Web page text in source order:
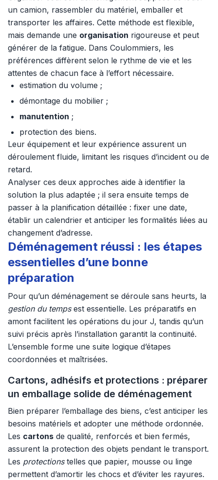
un camion, rassembler du matériel, emballer et
transporter les affaires. Cette méthode est flexible,
mais demande une organisation rigoureuse et peut
générer de la fatigue. Dans Coulommiers, les
préférences diffèrent selon le rythme de vie et les
attentes de chacun face à l’effort nécessaire.
estimation du volume ;
démontage du mobilier ;
manutention ;
protection des biens.
Leur équipement et leur expérience assurent un
déroulement fluide, limitant les risques d’incident ou de
retard.
Analyser ces deux approches aide à identifier la
solution la plus adaptée ; il sera ensuite temps de
passer à la planification détaillée : fixer une date,
établir un calendrier et anticiper les formalités liées au
changement d’adresse.
Déménagement réussi : les étapes
essentielles d’une bonne
préparation
Pour qu’un déménagement se déroule sans heurts, la
gestion du tempsest essentielle. Les préparatifs en
amont facilitent les opérations du jour J, tandis qu’un
suivi précis après l’installation garantit la continuité.
L’ensemble forme une suite logique d’étapes
coordonnées et maîtrisées.
Cartons, adhésifs et protections : préparer
un emballage solide de déménagement
Bien préparer l’emballage des biens, c’est anticiper les
besoins matériels et adopter une méthode ordonnée.
Les cartons de qualité, renforcés et bien fermés,
assurent la protection des objets pendant le transport.
Les protectionstelles que papier, mousse ou linge
permettent d’amortir les chocs et d’éviter les rayures.